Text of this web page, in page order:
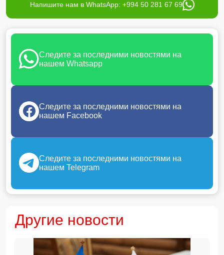
Напишите нам в WhatsApp: +994 50 281 67 69
Следите за последними новостями на
нашем Whatsapp
Следите за последними новостями на
нашем Facebook
Следите за последними новостями на
нашем Telegram
Другие новости